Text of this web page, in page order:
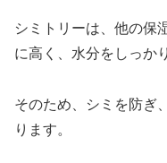
シミトリーは、他の保
に高く、水分をしっか
そのため、シミを防ぎ
ります。